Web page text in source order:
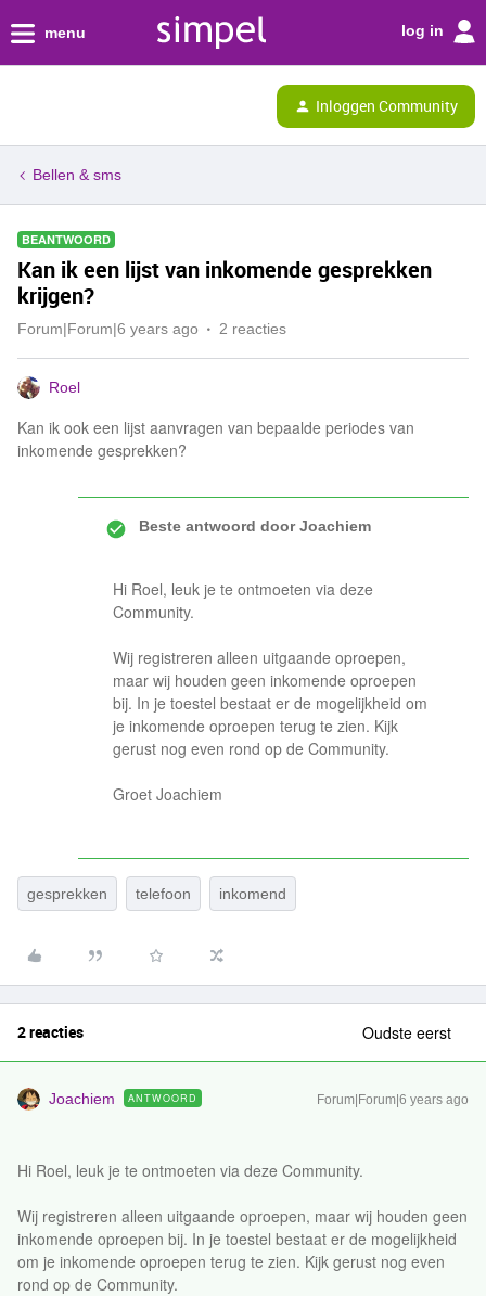
menu log in
Inloggen Community
Bellen & sms
BEANTWOORD
Kan ik een lijst van inkomende gesprekken
krijgen?
Forum|Forum|6 years ago 2 reacties
Roel
Kan ik ook een lijst aanvragen van bepaalde periodes van
inkomende gesprekken?
Beste antwoord doorJoachiem
Hi Roel, leuk je te ontmoeten via deze
Community.
Wij registreren alleen uitgaande oproepen,
maar wij houden geen inkomende oproepen
bij. In je toestel bestaat er de mogelijkheid om
je inkomende oproepen terug te zien. Kijk
gerust nog even rond op de Community.
Groet Joachiem
gesprekken telefoon inkomend
2 reacties Oudste eerst
Joachiem ANTWOORD Forum|Forum|6 years ago
Hi Roel, leuk je te ontmoeten via deze Community.
Wij registreren alleen uitgaande oproepen, maar wij houden geen
inkomende oproepen bij. In je toestel bestaat er de mogelijkheid
om je inkomende oproepen terug te zien. Kijk gerust nog even
rond op de Community.